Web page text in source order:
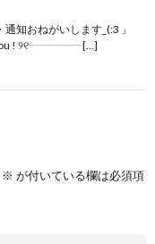
知おねがいします_(:3 」
you ! ୨୧┈┈┈┈┈[…]
※ が付いている欄は必須項